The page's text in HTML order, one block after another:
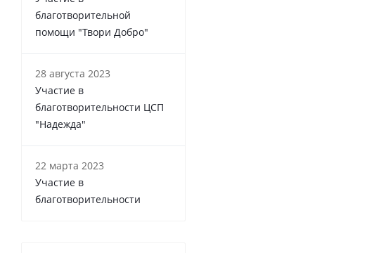
благотворительной
помощи "Твори Добро"
28 августа 2023
Участие в
благотворительности ЦСП
"Надежда"
22 марта 2023
Участие в
благотворительности